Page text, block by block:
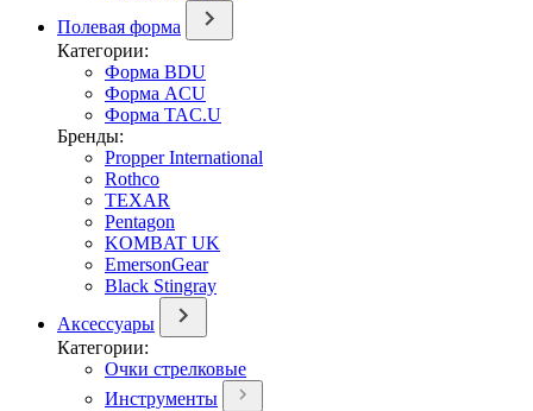
Полевая форма
Категории:
Форма BDU
Форма ACU
Форма TAC.U
Бренды:
Propper International
Rothco
TEXAR
Pentagon
KOMBAT UK
EmersonGear
Black Stingray
Аксессуары
Категории:
Очки стрелковые
Инструменты